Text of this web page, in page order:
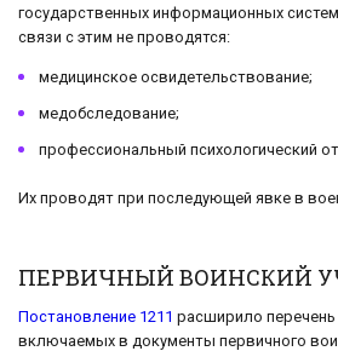
государственных информационных
связи с этим не проводятся:
медицинское освидетельствование;
медобследование;
профессиональный психологический
Их проводят при последующей явке в
ПЕРВИЧНЫЙ ВОИНСКИЙ
Постановление 1211 расширило перечень
включаемых в документы первичного